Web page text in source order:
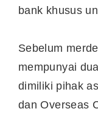
bank khusus
Sebelum
mempunyai
dimiliki pihak
dan Overseas